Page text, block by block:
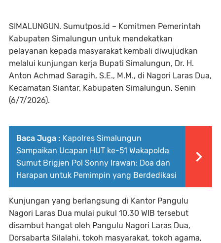
SIMALUNGUN. Sumutpos.id – Komitmen Pemerintah
Kabupaten Simalungun untuk mendekatkan
pelayanan kepada masyarakat kembali diwujudkan
melalui kunjungan kerja Bupati Simalungun, Dr. H.
Anton Achmad Saragih, S.E., M.M., di Nagori Laras Dua,
Kecamatan Siantar, Kabupaten Simalungun, Senin
(6/7/2026).
Baca Juga : Kapolres Simalungun
Sampaikan Ucapan HUT ke-51 Wakapolda
Sumut Brigjen Pol Sonny Irawan: Doa dan
Harapan untuk Pemimpin yang Berdedikasi
Kunjungan yang berlangsung di Kantor Pangulu
Nagori Laras Dua mulai pukul 10.30 WIB tersebut
disambut hangat oleh Pangulu Nagori Laras Dua,
Dorsabarta Silalahi, tokoh masyarakat, tokoh agama,